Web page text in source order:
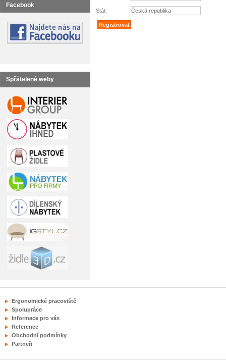
Facebook
Spřátelené weby
Stát:
Ergonomické pracoviště
Spolupráce
Informace pro vás
Reference
Obchodní podmínky
Partneři